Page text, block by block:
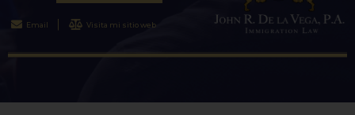
Email Visita mi sitio web